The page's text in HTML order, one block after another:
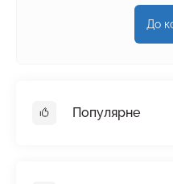
До
Популярне